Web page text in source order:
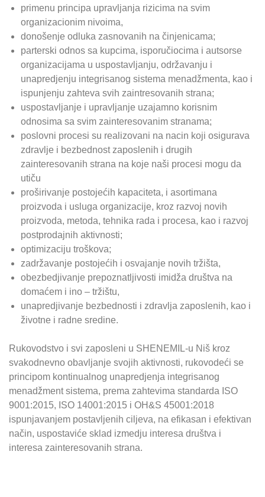
primenu principa upravljanja rizicima na svim
organizacionim nivoima,
donošenje odluka zasnovanih na činjenicama;
parterski odnos sa kupcima, isporučiocima i autsorse
organizacijama u uspostavljanju, održavanju i
unapredjenju integrisanog sistema menadžmenta, kao i
ispunjenju zahteva svih zaintresovanih strana;
uspostavljanje i upravljanje uzajamno korisnim
odnosima sa svim zainteresovanim stranama;
poslovni procesi su realizovani na nacin koji osigurava
zdravlje i bezbednost zaposlenih i drugih
zainteresovanih strana na koje naši procesi mogu da
utiču
proširivanje postojećih kapaciteta, i asortimana
proizvoda i usluga organizacije, kroz razvoj novih
proizvoda, metoda, tehnika rada i procesa, kao i razvoj
postprodajnih aktivnosti;
optimizaciju troškova;
zadržavanje postojećih i osvajanje novih tržišta,
obezbedjivanje prepoznatljivosti imidža društva na
domaćem i ino – tržištu,
unapredjivanje bezbednosti i zdravlja zaposlenih, kao i
životne i radne sredine.
Rukovodstvo i svi zaposleni u SHENEMIL-u Niš kroz
svakodnevno obavljanje svojih aktivnosti, rukovodeći se
principom kontinualnog unapredjenja integrisanog
menadžment sistema, prema zahtevima standarda ISO
9001:2015, ISO 14001:2015 i OH&S 45001:2018
ispunjavanjem postavljenih ciljeva, na efikasan i efektivan
način, uspostaviće sklad izmedju interesa društva i
interesa zainteresovanih strana.